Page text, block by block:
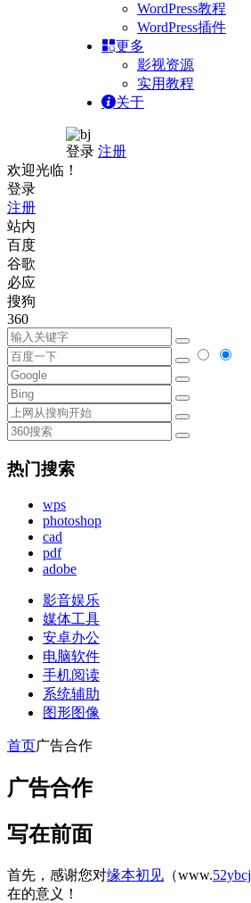
WordPress教程
WordPress插件
更多
影视资源
实用教程
关于
登录 注册
欢迎光临！
登录
注册
站内
百度
谷歌
必应
搜狗
360
热门搜索
wps
photoshop
cad
pdf
adobe
影音娱乐
媒体工具
安卓办公
电脑软件
手机阅读
系统辅助
图形图像
首页广告合作
广告合作
写在前面
首先，感谢您对缘本初见 （www.52ybcj
在的意义！